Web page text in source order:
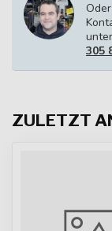
unter
305
ZULETZT